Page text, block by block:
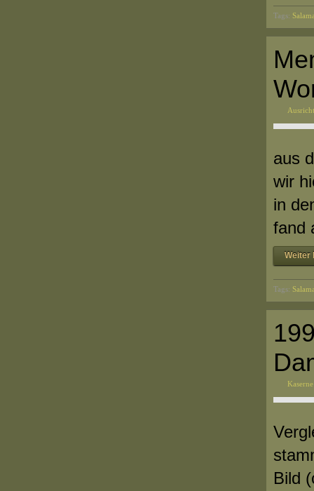
Tags:
aus
wir
in
fand
Weiter
Tags:
Bild